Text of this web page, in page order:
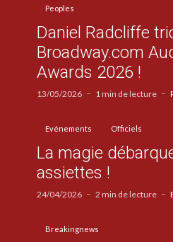
Peoples
Daniel Radcliffe
Broadway.com
Awards 2026 !
13/05/2026 1 min de lecture
Evénements Officiels
La magie
assiettes !
24/04/2026 2 min de lecture
Breakingnews